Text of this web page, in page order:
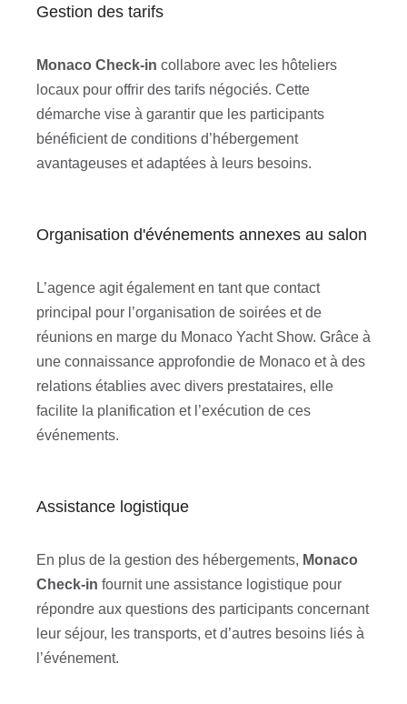
Gestion des tarifs
Monaco Check-in collabore avec les hôteliers
locaux pour offrir des tarifs négociés. Cette
démarche vise à garantir que les participants
bénéficient de conditions d’hébergement
avantageuses et adaptées à leurs besoins.
Organisation d'événements annexes au salon
L’agence agit également en tant que contact
principal pour l’organisation de soirées et de
réunions en marge du Monaco Yacht Show. Grâce à
une connaissance approfondie de Monaco et à des
relations établies avec divers prestataires, elle
facilite la planification et l’exécution de ces
événements.
Assistance logistique
En plus de la gestion des hébergements, Monaco
Check-in fournit une assistance logistique pour
répondre aux questions des participants concernant
leur séjour, les transports, et d’autres besoins liés à
l’événement.